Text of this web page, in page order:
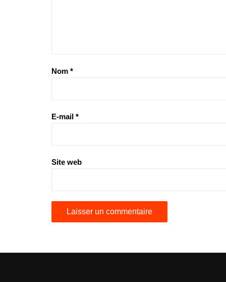
Nom *
E-mail *
Site web